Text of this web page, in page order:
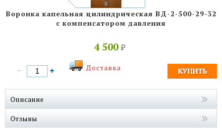
Воронка капельная цилиндрическая ВД-2-500-29-32
с компенсатором давления
4 500 ₽
Доставка
Описание
Отзывы